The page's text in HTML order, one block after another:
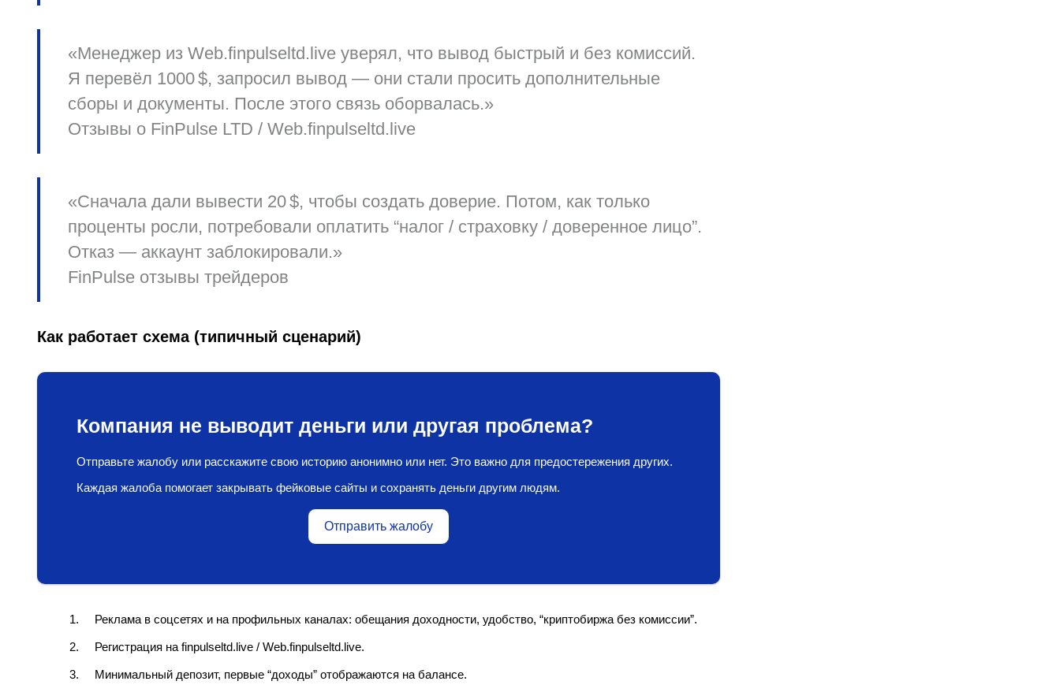
«Менеджер из Web.finpulseltd.live уверял, что вывод быстрый и без комиссий.
Я перевёл 1000 $, запросил вывод — они стали просить дополнительные
сборы и документы. После этого связь оборвалась.»
Отзывы о FinPulse LTD / Web.finpulseltd.live
«Сначала дали вывести 20 $, чтобы создать доверие. Потом, как только
проценты росли, потребовали оплатить “налог / страховку / доверенное лицо”.
Отказ — аккаунт заблокировали.»
FinPulse отзывы трейдеров
Как работает схема (типичный сценарий)
Компания не выводит деньги или другая проблема?
Отправьте жалобу или расскажите свою историю анонимно или нет. Это важно для предостережения других.
Каждая жалоба помогает закрывать фейковые сайты и сохранять деньги другим людям.
Отправить жалобу
Реклама в соцсетях и на профильных каналах: обещания доходности, удобство, “криптобиржа без комиссии”.
Регистрация на finpulseltd.live / Web.finpulseltd.live.
Минимальный депозит, первые “доходы” отображаются на балансе.